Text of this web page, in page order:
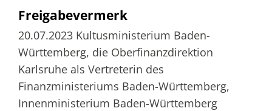
Freigabevermerk
20.07.2023 Kultusministerium Baden-
Württemberg, die Oberfinanzdirektion
Karlsruhe als Vertreterin des
Finanzministeriums Baden-Württemberg,
Innenministerium Baden-Württemberg